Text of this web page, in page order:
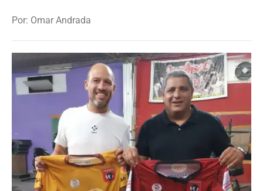
Por: Omar Andrada